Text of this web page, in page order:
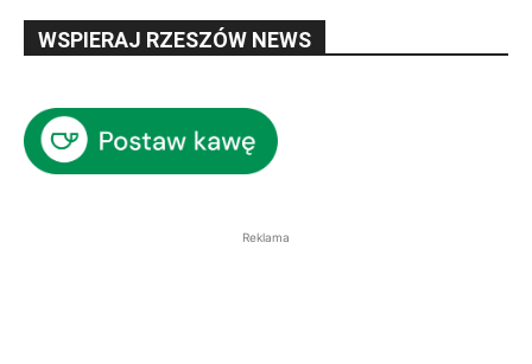
WSPIERAJ RZESZÓW NEWS
Reklama